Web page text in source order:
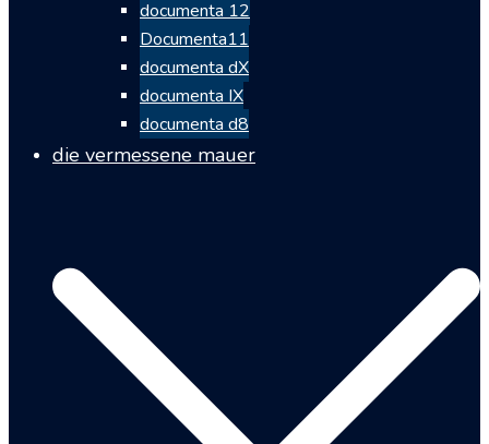
documenta 12
Documenta11
documenta dX
documenta IX
documenta d8
die vermessene mauer